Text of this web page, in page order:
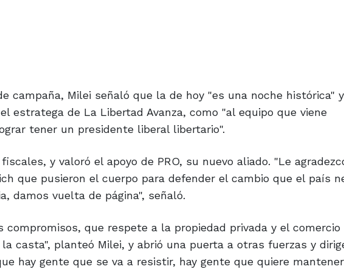
campaña, Milei señaló que la de hoy "es una noche histórica"
estratega de La Libertad Avanza, como "al equipo que viene
tener un presidente liberal libertario".
y valoró el apoyo de PRO, su nuevo aliado. "Le
que pusieron el cuerpo para defender el cambio que el país
damos vuelta de página", señaló.
compromisos, que respete a la propiedad privada y el comercio
casta", planteó Milei, y abrió una puerta a otras fuerzas y
hay gente que se va a resistir, hay gente que quiere